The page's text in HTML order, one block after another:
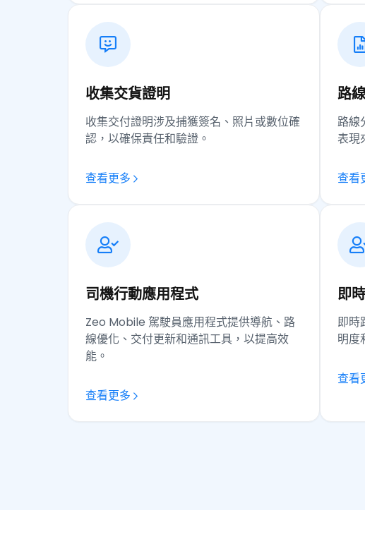
收集交貨證明
收集交付證明涉及捕獲簽名、照片或數位確
認，以確保責任和驗證。
查看更多
路
路線
表現
查看
司機行動應用程式
Zeo Mobile 駕駛員應用程式提供導航、路
線優化、交付更新和通訊工具，以提高效
能。
查看更多
即
即時
明度
查看